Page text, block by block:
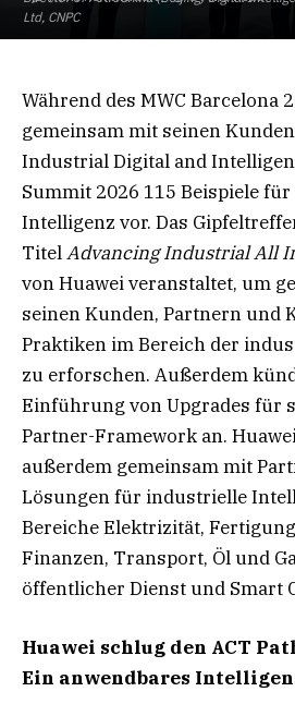
Ltd, CNPC
Während des MWC Barcelona
gemeinsam mit seinen
Industrial Digital and
Summit 2026 115 Beispiele
Intelligenz vor. Das
TitelAdvancing Industrial All
von Huawei veranstaltet, um
seinen Kunden, Partnern und
Praktiken im Bereich der
zu erforschen. Außerdem
Einführung von Upgrades für
Partner-Framework an.
außerdem gemeinsam mit
Lösungen für industrielle
Bereiche Elektrizität,
Finanzen, Transport, Öl und
öffentlicher Dienst und Smart
Huawei schlug den ACT
Ein anwendbares